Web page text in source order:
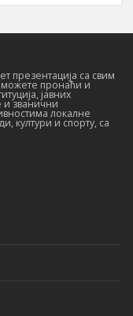
презентација са свим
пронаћи и
јавних
и званични
локалне
култури и спорту, са